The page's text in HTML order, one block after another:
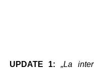
UPDATE 1:
„La